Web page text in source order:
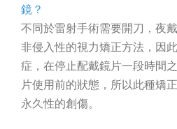
鏡？
不同於雷射手術需要開刀，夜
非侵入性的視力矯正方法，因
症，在停止配戴鏡片一段時間
片使用前的狀態，所以此種矯
永久性的創傷。